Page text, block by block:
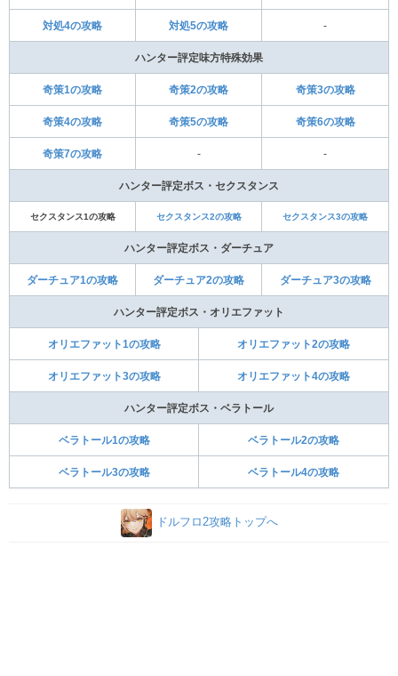
対処4の攻略 対処5の攻略 -
ハンター評定味方特殊効果
奇策1の攻略 奇策2の攻略 奇策3の攻略
奇策4の攻略 奇策5の攻略 奇策6の攻略
奇策7の攻略 - -
ハンター評定ボス・セクスタンス
セクスタンス1の攻略 セクスタンス2の攻略 セクスタンス3の攻略
ハンター評定ボス・ダーチュア
ダーチュア1の攻略 ダーチュア2の攻略 ダーチュア3の攻略
ハンター評定ボス・オリエファット
オリエファット1の攻略 オリエファット2の攻略
オリエファット3の攻略 オリエファット4の攻略
ハンター評定ボス・ベラトール
ベラトール1の攻略 ベラトール2の攻略
ベラトール3の攻略 ベラトール4の攻略
ドルフロ2攻略トップへ